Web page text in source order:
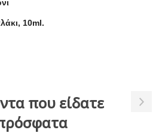
10ml.
που είδατε